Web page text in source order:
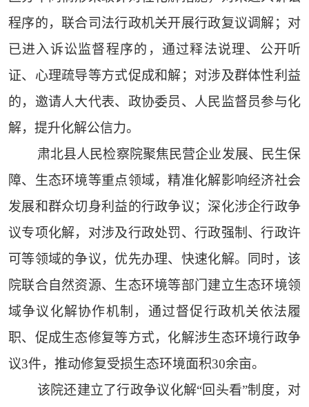
程序的，联合司法行政机关开展行政复议调解；对
已进入诉讼监督程序的，通过释法说理、公开听
证、心理疏导等方式促成和解；对涉及群体性利益
的，邀请人大代表、政协委员、人民监督员参与化
解，提升化解公信力。
肃北县人民检察院聚焦民营企业发展、民生保
障、生态环境等重点领域，精准化解影响经济社会
发展和群众切身利益的行政争议；深化涉企行政争
议专项化解，对涉及行政处罚、行政强制、行政许
可等领域的争议，优先办理、快速化解。同时，该
院联合自然资源、生态环境等部门建立生态环境领
域争议化解协作机制，通过督促行政机关依法履
职、促成生态修复等方式，化解涉生态环境行政争
议3件，推动修复受损生态环境面积30余亩。
该院还建立了行政争议化解“回头看”制度，对